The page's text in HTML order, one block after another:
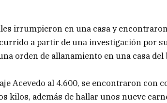
irrumpieron en una casa y
a partir de una investigación por
orden de allanamiento en una casa del
Acevedo al 4.600, se encontraron con
kilos, además de hallar unos nueve